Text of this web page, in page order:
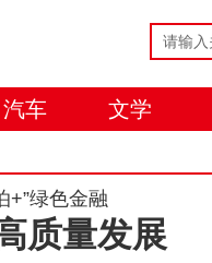
汽车 文学
+”绿色金融
质量发展